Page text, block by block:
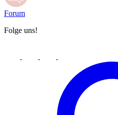
Forum
Folge uns!